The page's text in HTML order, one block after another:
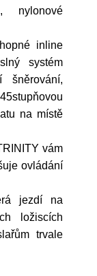
nylonové
inline
systém
šněrování,
na místě
vám
ovládání
jezdí na
ložiscích
trvale